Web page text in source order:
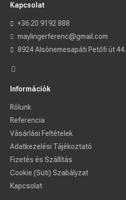
Kapcsolat
+36 20 9192 888
maylingerferenc@gmail.com
8924 Alsónemesapáti Petőfi út 44.
Információk
Rólunk
Referencia
Vásárlási Feltételek
Adatkezelési Tájékoztató
Fizetés és Szállítás
Cookie (Süti) Szabályzat
Kapcsolat